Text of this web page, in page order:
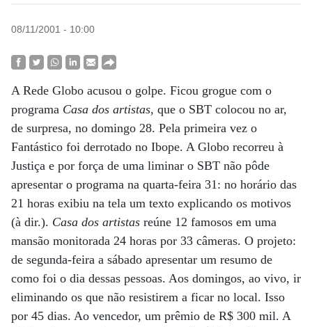
08/11/2001 - 10:00
A Rede Globo acusou o golpe. Ficou grogue com o
programa Casa dos artistas, que o SBT colocou no ar,
de surpresa, no domingo 28. Pela primeira vez o
Fantástico foi derrotado no Ibope. A Globo recorreu à
Justiça e por força de uma liminar o SBT não pôde
apresentar o programa na quarta-feira 31: no horário das
21 horas exibiu na tela um texto explicando os motivos
(à dir.). Casa dos artistas reúne 12 famosos em uma
mansão monitorada 24 horas por 33 câmeras. O projeto:
de segunda-feira a sábado apresentar um resumo de
como foi o dia dessas pessoas. Aos domingos, ao vivo, ir
eliminando os que não resistirem a ficar no local. Isso
por 45 dias. Ao vencedor, um prêmio de R$ 300 mil. A